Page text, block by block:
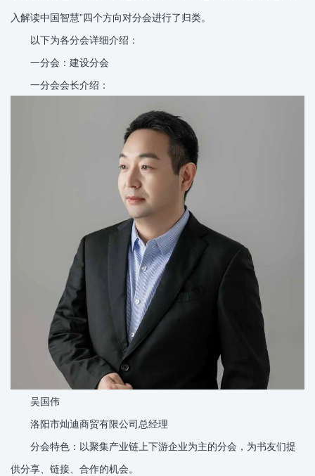
入解读中国智慧”四个方向对分会进行了归类。
以下为各分会详细介绍：
一分会：建设分会
一分会会长介绍：
吴国伟
洛阳市灿迪商贸有限公司总经理
分会特色：以聚集产业链上下游企业为主的分会，为书友们提
供分享、链接、合作的机会。